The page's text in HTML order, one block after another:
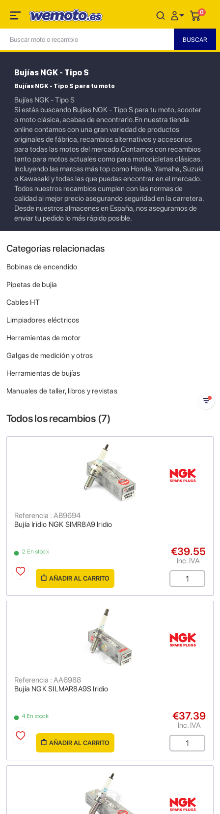
0
Bujías NGK - Tipo S
Bujías NGK - Tipo S para tu moto
Bujías NGK - Tipo S
Si estás buscando Bujías NGK - Tipo S para tu moto, scooter
o moto clásica, acabas de encontrarlo.En nuestra tienda
online contamos con una gran variedad de productos
originales de fábrica, recambios alternativos y accesorios
para todas las motos del mercado.Contamos con recambios
tanto para motos actuales como para motocicletas clásicas.
Incluyendo las marcas más top como Honda, Yamaha, Suzuki
o Kawasaki y todas las que puedas encontrar en el mercado.
Todos nuestros recambios cumplen con las normas de
calidad al mejor precio asegurando seguridad en la carretera.
Desde nuestros almacenes en España, nos aseguramos de
enviar tu pedido lo más rápido posible.
Categorias relacionadas
Bobinas de encendido
Pipetas de bujía
Cables HT
Limpiadores eléctricos
Herramientas de motor
Galgas de medición y otros
Herramientas de bujías
Manuales de taller, libros y revistas
Todos los recambios (7)
Bujía Iridio NGK SIMR8A9 Iridio
Referencia : AB9694
2 En stock €39.55
Inc. IVA
AÑADIR AL CARRITO
Bujía NGK SILMAR8A9S Iridio
Referencia : AA6988
4 En stock €37.39
Inc. IVA
AÑADIR AL CARRITO